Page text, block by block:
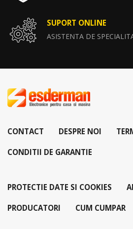
SUPORT ONLINE
ASISTENTA DE
CONTACT DESPRE NOI
CONDITII DE GARANTIE
PROTECTIE DATE SI COOKIES
PRODUCATORI CUM CUMPAR